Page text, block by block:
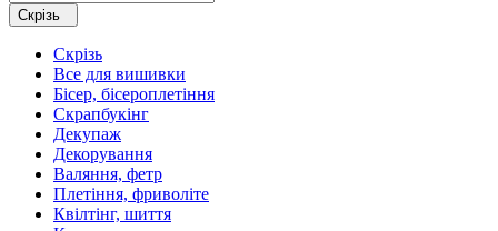
Скрізь
Скрізь
Все для вишивки
Бісер, бісероплетіння
Скрапбукінг
Декупаж
Декорування
Валяння, фетр
Плетіння, фриволіте
Квілтінг, шиття